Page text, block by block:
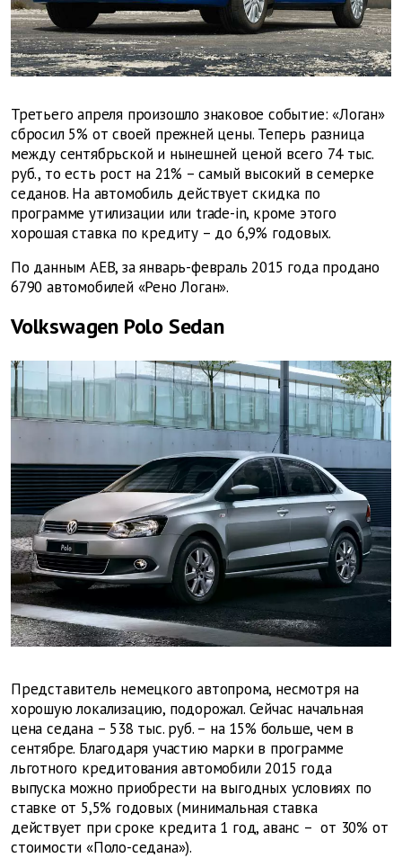
Третьего апреля произошло знаковое событие: «Логан»
сбросил 5% от своей прежней цены. Теперь разница
между сентябрьской и нынешней ценой всего 74 тыс.
руб., то есть рост на 21% – самый высокий в семерке
седанов. На автомобиль действует скидка по
программе утилизации или trade-in, кроме этого
хорошая ставка по кредиту – до 6,9% годовых.
По данным AEB, за январь-февраль 2015 года продано
6790 автомобилей «Рено Логан».
Volkswagen Polo Sedan
Представитель немецкого автопрома, несмотря на
хорошую локализацию, подорожал. Сейчас начальная
цена седана – 538 тыс. руб. – на 15% больше, чем в
сентябре. Благодаря участию марки в программе
льготного кредитования автомобили 2015 года
выпуска можно приобрести на выгодных условиях по
ставке от 5,5% годовых (минимальная ставка
действует при сроке кредита 1 год, аванс – от 30% от
стоимости «Поло-седана»).